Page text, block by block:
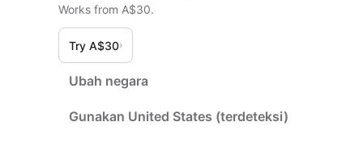
Works from A$30.
Try A$30›
Ubah negara
Gunakan United States (terdeteksi)